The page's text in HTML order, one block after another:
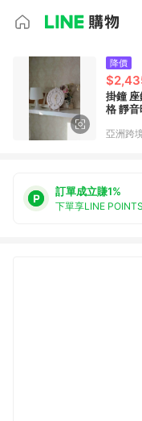
降價
掛鐘
格 靜
亞洲跨
訂單成立賺1%
下單享LINE